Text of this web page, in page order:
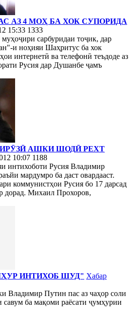
АЗ 4 МОҲ БА ХОК СУПОРИДА
15:33 1333
сарбуридаи тоҷик, дар
и ноҳияи Шаҳритус ба хок
интернетӣ ва телефонӣ теъдоде аз
Русия дар Душанбе ҷамъ
АШКИ ШОДӢ РЕХТ
10:07 1188
интихоботи Русия Владимир
мардумро ба даст овардааст.
коммунистҳои Русия бо 17 дарсад
дорад. Михаил Прохоров,
ИНТИХОБ ШУД" Хабар
Владимир Путин пас аз чаҳор соли
савум ба мақоми раёсати ҷумҳурии